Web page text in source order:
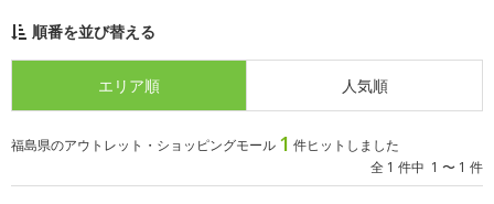
順番を並び替える
エリア順 人気順
福島県のアウトレット・ショッピングモール 1 件ヒットしました
全 1 件中 1 〜 1 件